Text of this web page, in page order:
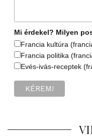
Mi érdekel? Milyen
Francia kultúra
Francia politika
Evés-ivás-receptek